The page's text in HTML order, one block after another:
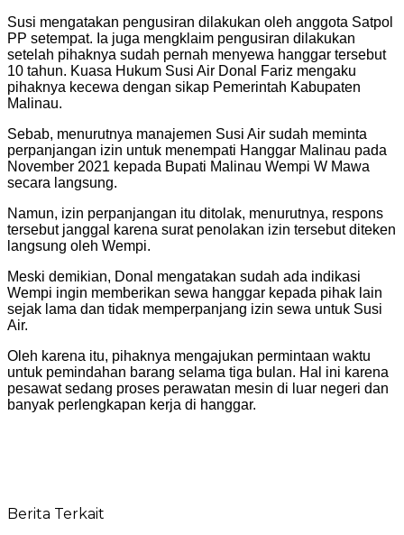
Susi mengatakan pengusiran dilakukan oleh anggota Satpol
PP setempat. Ia juga mengklaim pengusiran dilakukan
setelah pihaknya sudah pernah menyewa hanggar tersebut
10 tahun. Kuasa Hukum Susi Air Donal Fariz mengaku
pihaknya kecewa dengan sikap Pemerintah Kabupaten
Malinau.
Sebab, menurutnya manajemen Susi Air sudah meminta
perpanjangan izin untuk menempati Hanggar Malinau pada
November 2021 kepada Bupati Malinau Wempi W Mawa
secara langsung.
Namun, izin perpanjangan itu ditolak, menurutnya, respons
tersebut janggal karena surat penolakan izin tersebut diteken
langsung oleh Wempi.
Meski demikian, Donal mengatakan sudah ada indikasi
Wempi ingin memberikan sewa hanggar kepada pihak lain
sejak lama dan tidak memperpanjang izin sewa untuk Susi
Air.
Oleh karena itu, pihaknya mengajukan permintaan waktu
untuk pemindahan barang selama tiga bulan. Hal ini karena
pesawat sedang proses perawatan mesin di luar negeri dan
banyak perlengkapan kerja di hanggar.
Berita Terkait